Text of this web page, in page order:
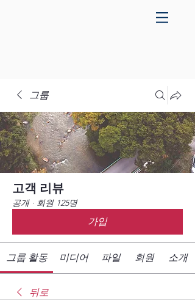
그룹
고객 리뷰
공개 · 회원 125명
가입
그룹 활동 미디어 파일 회원 소개
뒤로